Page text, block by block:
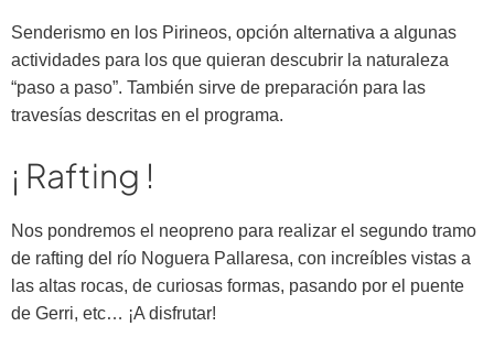
Senderismo en los Pirineos, opción alternativa a algunas
actividades para los que quieran descubrir la naturaleza
“paso a paso”. También sirve de preparación para las
travesías descritas en el programa.
¡ Rafting !
Nos pondremos el neopreno para realizar el segundo tramo
de rafting del río Noguera Pallaresa, con increíbles vistas a
las altas rocas, de curiosas formas, pasando por el puente
de Gerri, etc… ¡A disfrutar!